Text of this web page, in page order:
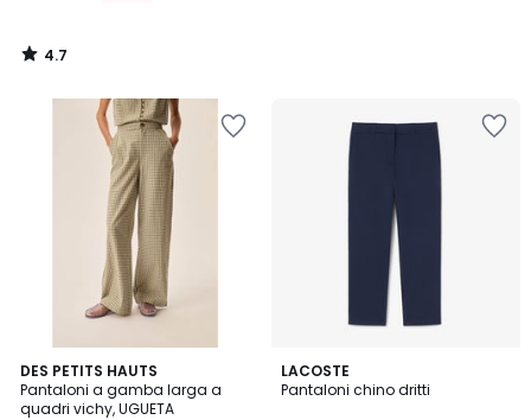
4.7
/
DES PETITS HAUTS
Pantaloni a gamba larga a
quadri vichy, UGUETA
LACOSTE
Pantaloni chino dritti